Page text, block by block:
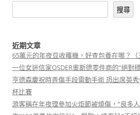
搜尋
近期文章
65萬元的年夜豆收穫機，好查包養在哪？
一位女迷信家OSDER奧斯德零件商的“絕對
亨德森慶祝時弄傷手段需動手術 恐出席英
杯比賽
游客稱在年夜理參加火炬節被燒傷，“良多